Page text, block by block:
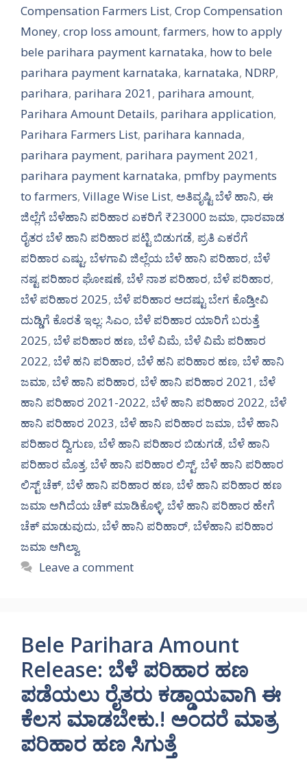
Compensation Farmers List, Crop Compensation
Money, crop loss amount, farmers, how to apply
bele parihara payment karnataka, how to bele
parihara payment karnataka, karnataka, NDRP,
parihara, parihara 2021, parihara amount,
Parihara Amount Details, parihara application,
Parihara Farmers List, parihara kannada,
parihara payment, parihara payment 2021,
parihara payment karnataka, pmfby payments
to farmers, Village Wise List, ಅತಿವೃಷ್ಟಿ ಬೆಳೆ ಹಾನಿ, ಈ
ಜಿಲ್ಲೆಗೆ ಬೆಳೆಹಾನಿ ಪರಿಹಾರ ಏಕರಿಗೆ ₹23000 ಜಮಾ, ಧಾರವಾಡ
ರೈತರ ಬೆಳೆ ಹಾನಿ ಪರಿಹಾರ ಪಟ್ಟಿ ಬಿಡುಗಡೆ, ಪ್ರತಿ ಎಕರೆಗೆ
ಪರಿಹಾರ ಎಷ್ಟು, ಬೆಳಗಾವಿ ಜಿಲ್ಲೆಯ ಬೆಳೆ ಹಾನಿ ಪರಿಹಾರ, ಬೆಳೆ
ನಷ್ಟ ಪರಿಹಾರ ಘೋಷಣೆ, ಬೆಳೆ ನಾಶ ಪರಿಹಾರ, ಬೆಳೆ ಪರಿಹಾರ,
ಬೆಳೆ ಪರಿಹಾರ 2025, ಬೆಳೆ ಪರಿಹಾರ ಆದಷ್ಟು ಬೇಗ ಕೊಡ್ತೀವಿ
ದುಡ್ಡಿಗೆ ಕೊರತೆ ಇಲ್ಲ: ಸಿಎಂ, ಬೆಳೆ ಪರಿಹಾರ ಯಾರಿಗೆ ಬರುತ್ತೆ
2025, ಬೆಳೆ ಪರಿಹಾರ ಹಣ, ಬೆಳೆ ವಿಮೆ, ಬೆಳೆ ವಿಮೆ ಪರಿಹಾರ
2022, ಬೆಳೆ ಹನಿ ಪರಿಹಾರ, ಬೆಳೆ ಹನಿ ಪರಿಹಾರ ಹಣ, ಬೆಳೆ ಹಾನಿ
ಜಮಾ, ಬೆಳೆ ಹಾನಿ ಪರಿಹಾರ, ಬೆಳೆ ಹಾನಿ ಪರಿಹಾರ 2021, ಬೆಳೆ
ಹಾನಿ ಪರಿಹಾರ 2021-2022, ಬೆಳೆ ಹಾನಿ ಪರಿಹಾರ 2022, ಬೆಳೆ
ಹಾನಿ ಪರಿಹಾರ 2023, ಬೆಳೆ ಹಾನಿ ಪರಿಹಾರ ಜಮಾ, ಬೆಳೆ ಹಾನಿ
ಪರಿಹಾರ ದ್ವಿಗುಣ, ಬೆಳೆ ಹಾನಿ ಪರಿಹಾರ ಬಿಡುಗಡೆ, ಬೆಳೆ ಹಾನಿ
ಪರಿಹಾರ ಮೊತ್ತ, ಬೆಳೆ ಹಾನಿ ಪರಿಹಾರ ಲಿಸ್ಟ್, ಬೆಳೆ ಹಾನಿ ಪರಿಹಾರ
ಲಿಸ್ಟ್ ಚೆಕ್, ಬೆಳೆ ಹಾನಿ ಪರಿಹಾರ ಹಣ, ಬೆಳೆ ಹಾನಿ ಪರಿಹಾರ ಹಣ
ಜಮಾ ಅಗಿದೆಯ ಚೆಕ್ ಮಾಡಿಕೊಳ್ಳಿ, ಬೆಳೆ ಹಾನಿ ಪರಿಹಾರ ಹೇಗೆ
ಚೆಕ್ ಮಾಡುವುದು, ಬೆಳೆ ಹಾನಿ ಪರಿಹಾರ್, ಬೆಳೆಹಾನಿ ಪರಿಹಾರ
ಜಮಾ ಆಗಿಲ್ವಾ
Leave a comment
Bele Parihara Amount
Release: ಬೆಳೆ ಪರಿಹಾರ ಹಣ
ಪಡೆಯಲು ರೈತರು ಕಡ್ಡಾಯವಾಗಿ ಈ
ಕೆಲಸ ಮಾಡಬೇಕು.! ಅಂದರೆ ಮಾತ್ರ
ಪರಿಹಾರ ಹಣ ಸಿಗುತ್ತೆ